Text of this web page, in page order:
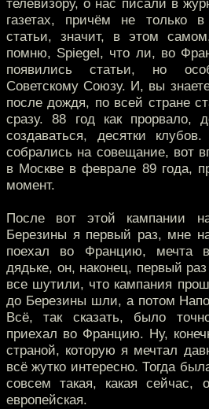
телевизору, о нас писали в
газетах, причём не только
статьи, значит, в этом
помню, Spiegel, что ли, во
появились статьи, но
Советскому Союзу. И, вы
после дождя, по всей стране
сразу. 88 год как прорвало,
создаваться, десятки
собрались на совещание, вот
в Москве в феврале 89 года,
момент.
После вот этой кампании
Березины я первый раз, мне
поехал во Францию, мечта
дядьке, он, наконец, первый
все шутили, что кампания
до Березины шли, а потом
Всё, так сказать, было
приехал во Францию. Ну,
страной, которую я мечтал
всё жутко интересно. Тогда
совсем такая, какая сейчас,
европейская.